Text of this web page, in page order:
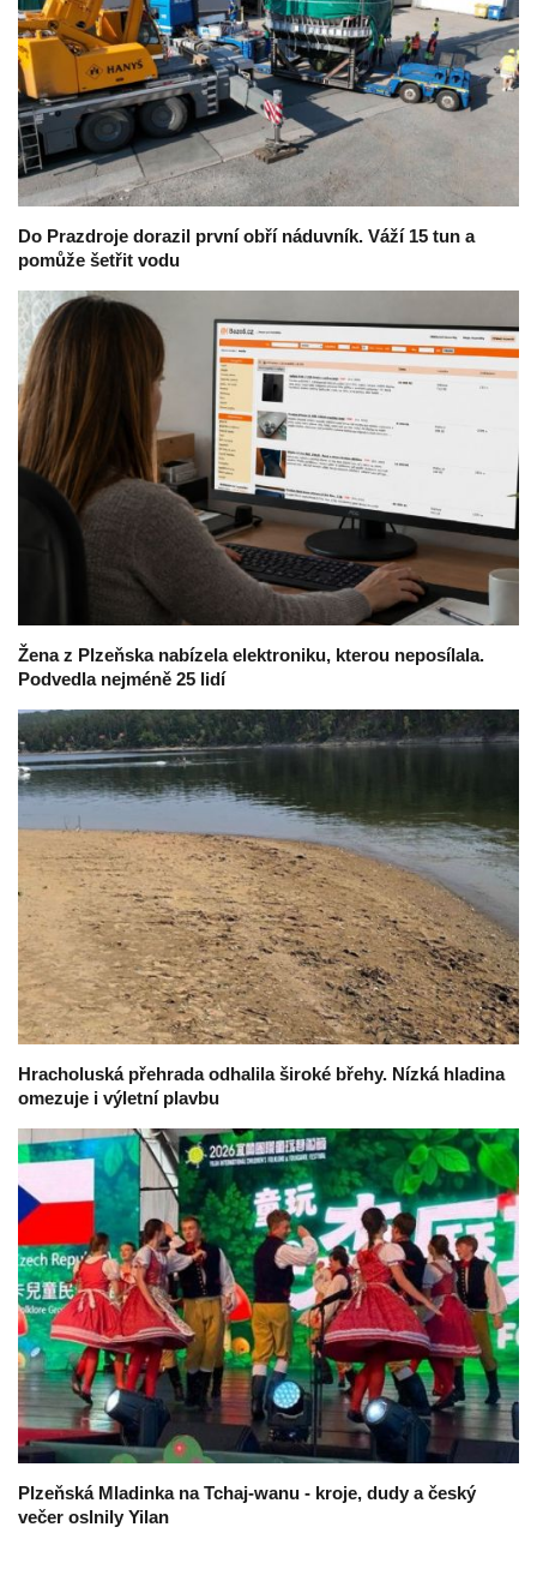
Do Prazdroje dorazil první obří náduvník. Váží 15 tun a
pomůže šetřit vodu
Žena z Plzeňska nabízela elektroniku, kterou neposílala.
Podvedla nejméně 25 lidí
Hracholuská přehrada odhalila široké břehy. Nízká hladina
omezuje i výletní plavbu
Plzeňská Mladinka na Tchaj-wanu - kroje, dudy a český
večer oslnily Yilan